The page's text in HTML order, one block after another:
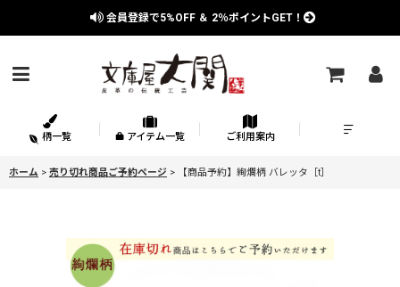
会員登録で5%OFF ＆ 2％ポイントGET！
柄一覧 アイテム一覧 ご利用案内
ホーム > 売り切れ商品ご予約ページ > 【商品予約】絢爛柄 バレッタ［t］